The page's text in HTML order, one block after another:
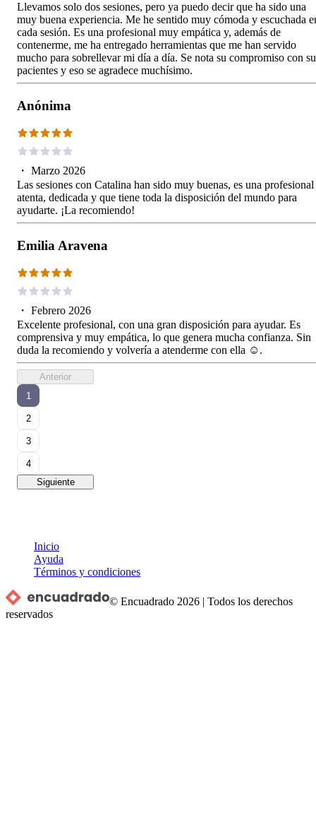
Llevamos solo dos sesiones, pero ya puedo decir que ha sido una
muy buena experiencia. Me he sentido muy cómoda y escuchada
cada sesión. Es una profesional muy empática y, además de
contenerme, me ha entregado herramientas que me han servido
mucho para sobrellevar mi día a día. Se nota su compromiso con
pacientes y eso se agradece muchísimo.
Anónima
・ Marzo 2026
Las sesiones con Catalina han sido muy buenas, es una profesional
atenta, dedicada y que tiene toda la disposición del mundo para
ayudarte. ¡La recomiendo!
Emilia Aravena
・ Febrero 2026
Excelente profesional, con una gran disposición para ayudar. Es
comprensiva y muy empática, lo que genera mucha confianza. Sin
duda la recomiendo y volvería a atenderme con ella ☺️.
Anterior
1
2
3
4
Siguiente
Inicio
Ayuda
Términos y condiciones
© Encuadrado 2026 |Todos los derechos
reservados